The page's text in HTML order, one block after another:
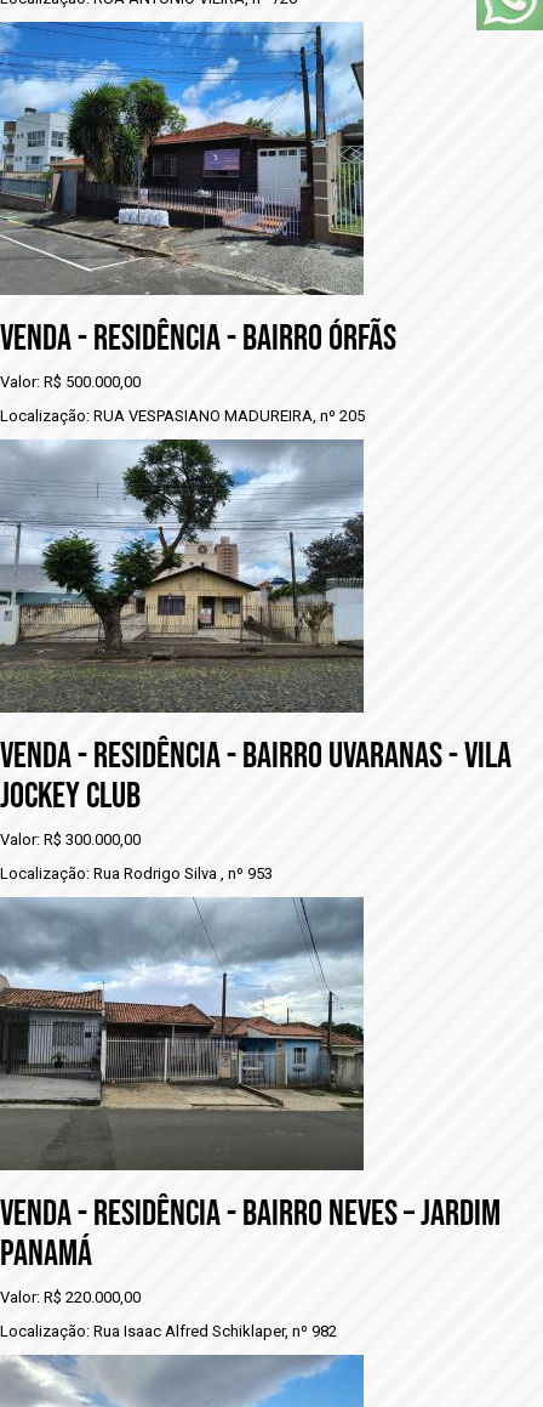
VENDA - RESIDÊNCIA - BAIRRO ÓRFÃS
Valor: R$ 500.000,00
Localização: RUA VESPASIANO MADUREIRA, nº 205
VENDA - RESIDÊNCIA - BAIRRO UVARANAS - VILA
JOCKEY CLUB
Valor: R$ 300.000,00
Localização: Rua Rodrigo Silva , nº 953
VENDA - RESIDÊNCIA - BAIRRO NEVES – JARDIM
PANAMÁ
Valor: R$ 220.000,00
Localização: Rua Isaac Alfred Schiklaper, nº 982